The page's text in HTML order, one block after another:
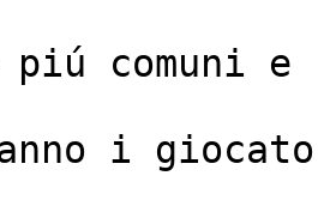
piú
i